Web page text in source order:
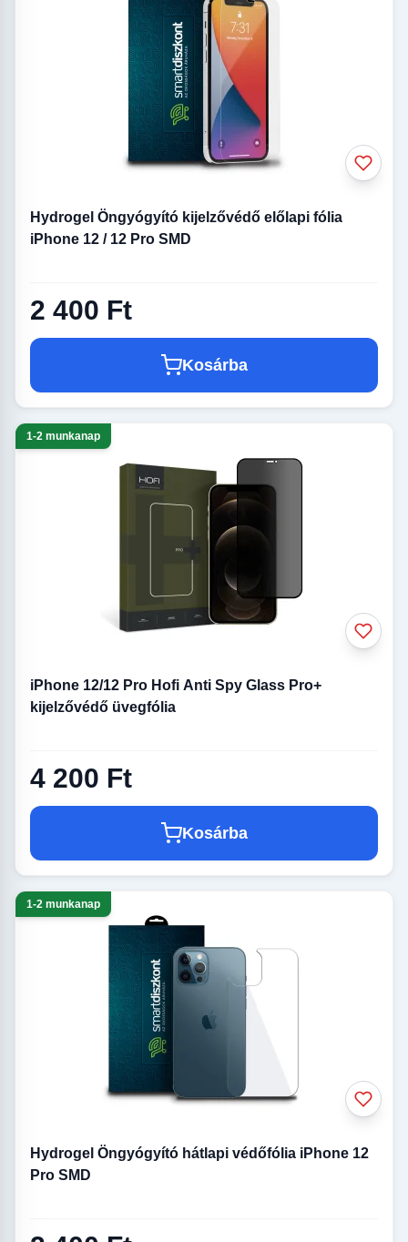
Hydrogel Öngyógyító kijelzővédő előlapi fólia
iPhone 12 / 12 Pro SMD
2 400 Ft
Kosárba
1-2 munkanap
iPhone 12/12 Pro Hofi Anti Spy Glass Pro+
kijelzővédő üvegfólia
4 200 Ft
Kosárba
1-2 munkanap
Hydrogel Öngyógyító hátlapi védőfólia iPhone 12
Pro SMD